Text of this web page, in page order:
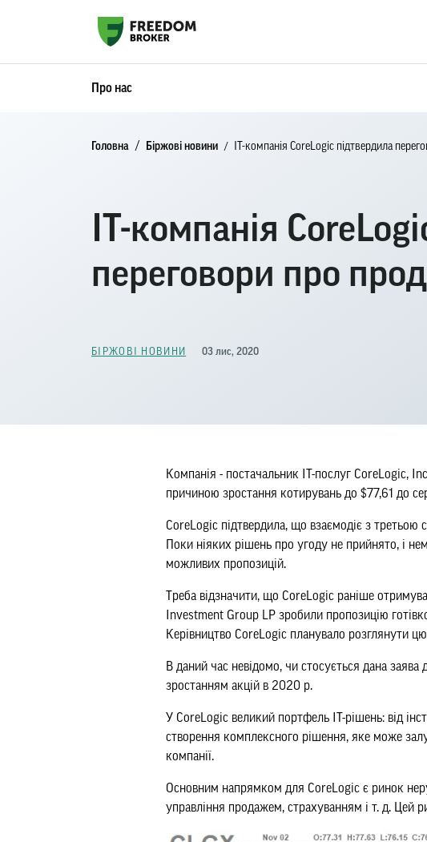
Про нас
Головна Біржові новини ІТ-компанія CoreLogic підтвердила
ІТ-компанія
переговори про
БІРЖОВІ НОВИНИ 03 лис, 2020
Компанія - постачальник ІТ-послуг CoreLogic,
причиною зростання котирувань до $77,61 до
CoreLogic підтвердила, що взаємодіє з
Поки ніяких рішень про угоду не прийнято, і
можливих пропозицій.
Треба відзначити, що CoreLogic раніше
Investment Group LP зробили пропозицію
Керівництво CoreLogic планувало розглянути
В даний час невідомо, чи стосується дана
зростанням акцій в 2020 р.
У CoreLogic великий портфель ІТ-рішень: від
створення комплексного рішення, яке може
компанії.
Основним напрямком для CoreLogic є ринок
управління продажем, страхуванням і т. д. Цей